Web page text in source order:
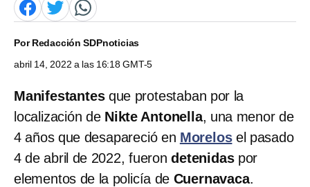
PorRedacción SDPnoticias
abril 14, 2022 a las 16:18 GMT-5
Manifestantesque protestaban por la
localización deNikte Antonella, una menor de
4 años que desapareció en Morelosel pasado
4 de abril de 2022, fuerondetenidaspor
elementos de la policía de Cuernavaca.